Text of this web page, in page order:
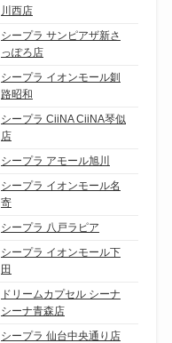
川西店
シープラ サンピアザ新さ
っぽろ店
シープラ イオンモール釧
路昭和
シープラ CiiNA CiiNA琴似
店
シープラ アモール旭川
シープラ イオンモール名
寄
シープラ 八戸ラピア
シープラ イオンモール下
田
ドリームカプセル シーナ
シーナ青森店
シープラ 仙台中央通り店